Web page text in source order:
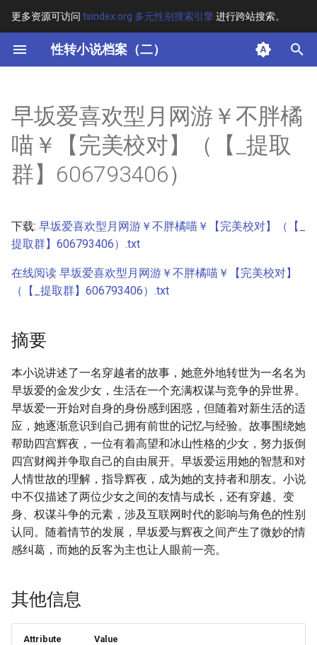
更多资源可访问 tsindex.org 多元性别搜索引擎进行跨站搜索。
性转小说档案（二）
键
开
始
搜
其他信息
正文
早坂爱喜欢型月网游￥不胖橘
喵￥【完美校对】（【_提取
群】606793406）
下载: 早坂爱喜欢型月网游￥不胖橘喵￥【完美校对】（【_
提取群】606793406）.txt
在线阅读 早坂爱喜欢型月网游￥不胖橘喵￥【完美校对】
（【_提取群】606793406）.txt
摘要
本小说讲述了一名穿越者的故事，她意外地转世为一名名为
早坂爱的金发少女，生活在一个充满权谋与竞争的异世界。
早坂爱一开始对自身的身份感到困惑，但随着对新生活的适
应，她逐渐意识到自己拥有前世的记忆与经验。故事围绕她
帮助四宫辉夜，一位有着高望和冰山性格的少女，努力扳倒
四宫财阀并争取自己的自由展开。早坂爱运用她的智慧和对
人情世故的理解，指导辉夜，成为她的支持者和朋友。小说
中不仅描述了两位少女之间的友情与成长，还有穿越、变
身、权谋斗争的元素，涉及互联网时代的影响与角色的性别
认同。随着情节的发展，早坂爱与辉夜之间产生了微妙的情
感纠葛，而她的反客为主也让人眼前一亮。
其他信息
Attribute Value